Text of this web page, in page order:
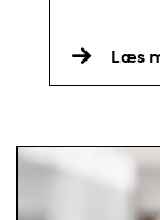
Læs